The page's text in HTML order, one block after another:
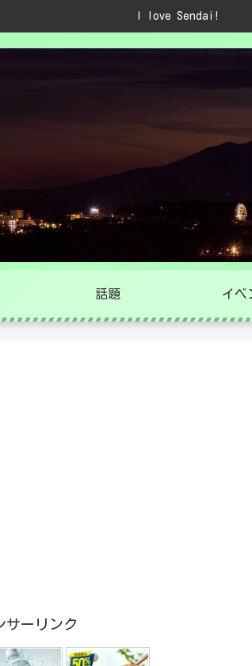
I love Sendai!
話題 イベ
サーリンク